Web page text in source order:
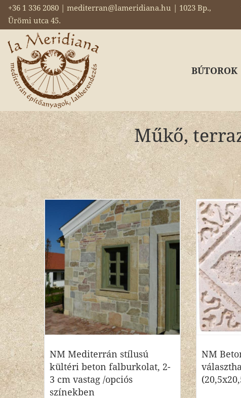
+36 1 336 2080 | mediterran@lameridiana.hu | 1023 Bp.,
Ürömi utca 45.
BÚTOROK
Műkő,
NM Mediterrán stílusú
kültéri beton falburkolat, 2-
3 cm vastag /opciós
színekben
NM